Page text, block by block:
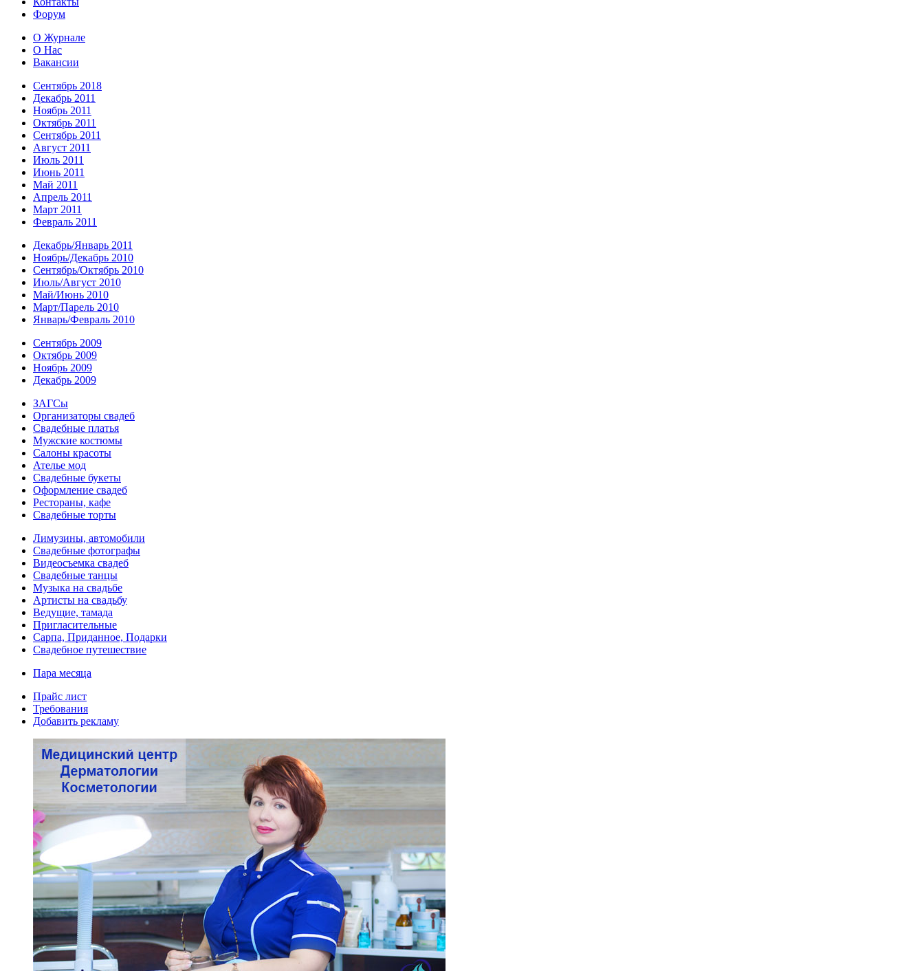
Форум
О Журнале
О Нас
Вакансии
Сентябрь 2018
Декабрь 2011
Ноябрь 2011
Октябрь 2011
Сентябрь 2011
Август 2011
Июль 2011
Июнь 2011
Май 2011
Апрель 2011
Март 2011
Февраль 2011
Декабрь/Январь 2011
Ноябрь/Декабрь 2010
Сентябрь/Октябрь 2010
Июль/Август 2010
Май/Июнь 2010
Март/Парель 2010
Январь/Февраль 2010
Сентябрь 2009
Октябрь 2009
Ноябрь 2009
Декабрь 2009
ЗАГСы
Организаторы свадеб
Свадебные платья
Мужские костюмы
Cалоны красоты
Ателье мод
Свадебные букеты
Оформление свадеб
Рестораны, кафе
Свадебные торты
Лимузины, автомобили
Свадебные фотографы
Видеосъемка свадеб
Свадебные танцы
Музыка на свадьбе
Артисты на свадьбу
Ведущие, тамада
Пригласительные
Сарпа, Приданное, Подарки
Свадебное путешествие
Пара месяца
Прайс лист
Требования
Добавить рекламу